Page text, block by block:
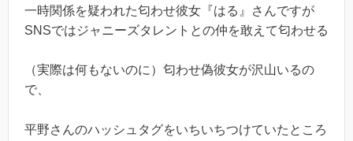
一時関係を疑われた匂わせ彼女『はる』さんですが
SNSではジャニーズタレントとの仲を敢えて匂わせる
（実際は何もないのに）匂わせ偽彼女が沢山いるの
で、
平野さんのハッシュタグをいちいちつけていたところ